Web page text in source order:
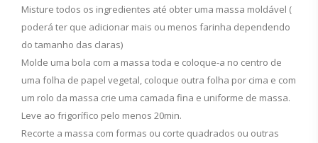
Misture todos os ingredientes até obter uma massa moldável (
poderá ter que adicionar mais ou menos farinha dependendo
do tamanho das claras)
Molde uma bola com a massa toda e coloque-a no centro de
uma folha de papel vegetal, coloque outra folha por cima e com
um rolo da massa crie uma camada fina e uniforme de massa.
Leve ao frigorífico pelo menos 20min.
Recorte a massa com formas ou corte quadrados ou outras